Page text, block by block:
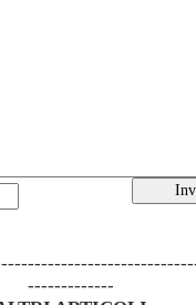
-------------